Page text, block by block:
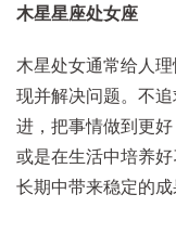
木星星座处女座
木星处女通常给人
现并解决问题。不
进，把事情做到更
或是在生活中培养
长期中带来稳定的成